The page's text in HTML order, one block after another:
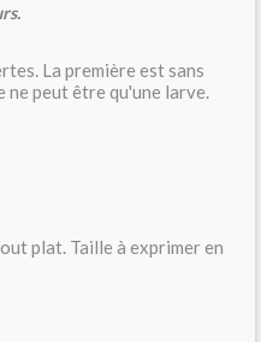
La première est sans
ne peut être qu'une larve.
plat. Taille à exprimer en